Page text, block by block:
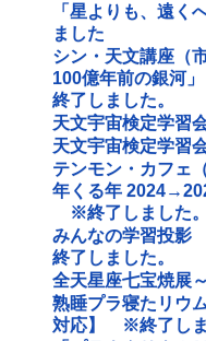
「星よりも、遠
ました
シン・天文講座（
100億年前の銀河
終了しました。
天文宇宙検定学習
天文宇宙検定学
テンモン・カフェ
年くる年
※終了しました。
みんなの学習投
終了しました。
全天星座七宝焼展
熟睡プラ寝たリウ
対応】 ※終了しま